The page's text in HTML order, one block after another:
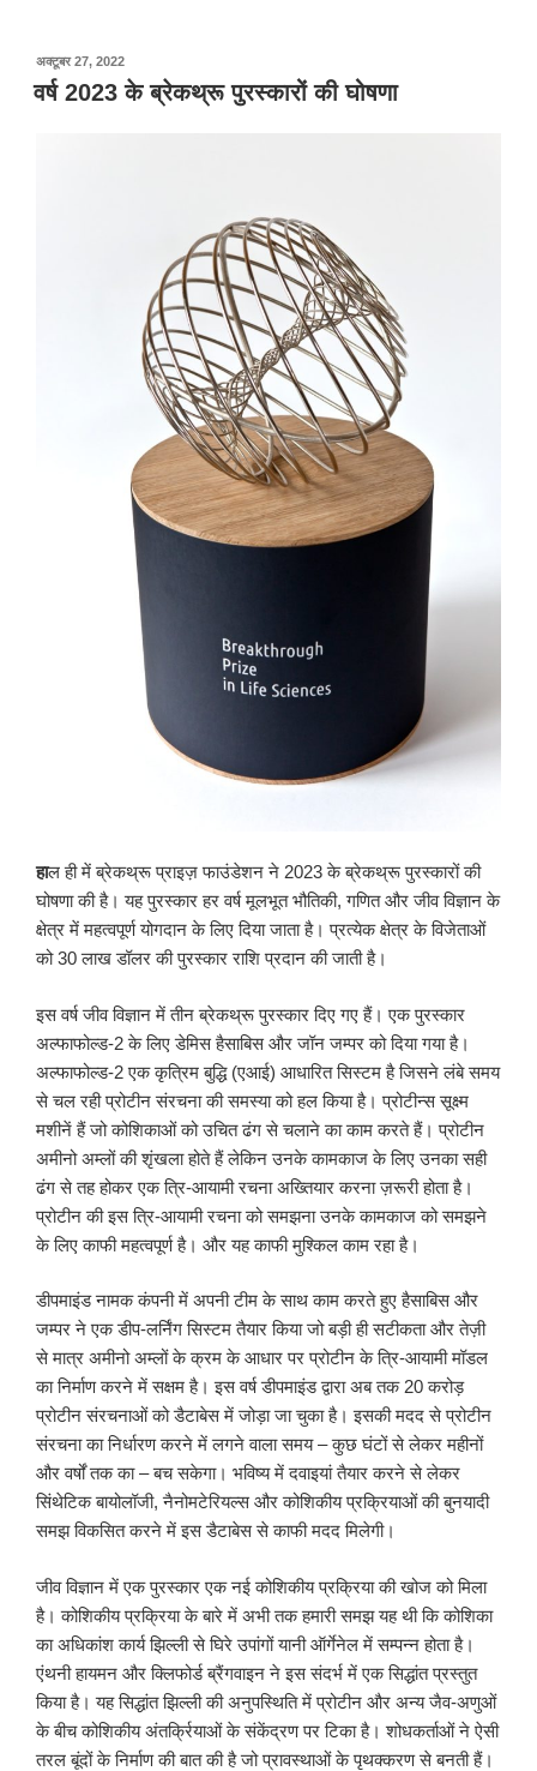
अक्टूबर 27, 2022पर
प्रकाशित
किया
वर्ष 2023 के ब्रेकथ्रू पुरस्कारों की घोषणा
हाल ही में ब्रेकथ्रू प्राइज़ फाउंडेशन ने 2023 के ब्रेकथ्रू पुरस्कारों की
घोषणा की है। यह पुरस्कार हर वर्ष मूलभूत भौतिकी, गणित और जीव विज्ञान के
क्षेत्र में महत्वपूर्ण योगदान के लिए दिया जाता है। प्रत्येक क्षेत्र के विजेताओं
को 30 लाख डॉलर की पुरस्कार राशि प्रदान की जाती है।
इस वर्ष जीव विज्ञान में तीन ब्रेकथ्रू पुरस्कार दिए गए हैं। एक पुरस्कार
अल्फाफोल्ड-2 के लिए डेमिस हैसाबिस और जॉन जम्पर को दिया गया है।
अल्फाफोल्ड-2 एक कृत्रिम बुद्धि (एआई) आधारित सिस्टम है जिसने लंबे समय
से चल रही प्रोटीन संरचना की समस्या को हल किया है। प्रोटीन्स सूक्ष्म
मशीनें हैं जो कोशिकाओं को उचित ढंग से चलाने का काम करते हैं। प्रोटीन
अमीनो अम्लों की शृंखला होते हैं लेकिन उनके कामकाज के लिए उनका सही
ढंग से तह होकर एक त्रि-आयामी रचना अख्तियार करना ज़रूरी होता है।
प्रोटीन की इस त्रि-आयामी रचना को समझना उनके कामकाज को समझने
के लिए काफी महत्वपूर्ण है। और यह काफी मुश्किल काम रहा है।
डीपमाइंड नामक कंपनी में अपनी टीम के साथ काम करते हुए हैसाबिस और
जम्पर ने एक डीप-लर्निंग सिस्टम तैयार किया जो बड़ी ही सटीकता और तेज़ी
से मात्र अमीनो अम्लों के क्रम के आधार पर प्रोटीन के त्रि-आयामी मॉडल
का निर्माण करने में सक्षम है। इस वर्ष डीपमाइंड द्वारा अब तक 20 करोड़
प्रोटीन संरचनाओं को डैटाबेस में जोड़ा जा चुका है। इसकी मदद से प्रोटीन
संरचना का निर्धारण करने में लगने वाला समय – कुछ घंटों से लेकर महीनों
और वर्षों तक का – बच सकेगा। भविष्य में दवाइयां तैयार करने से लेकर
सिंथेटिक बायोलॉजी, नैनोमटेरियल्स और कोशिकीय प्रक्रियाओं की बुनयादी
समझ विकसित करने में इस डैटाबेस से काफी मदद मिलेगी।
जीव विज्ञान में एक पुरस्कार एक नई कोशिकीय प्रक्रिया की खोज को मिला
है। कोशिकीय प्रक्रिया के बारे में अभी तक हमारी समझ यह थी कि कोशिका
का अधिकांश कार्य झिल्ली से घिरे उपांगों यानी ऑर्गेनेल में सम्पन्न होता है।
एंथनी हायमन और क्लिफोर्ड ब्रैंगवाइन ने इस संदर्भ में एक सिद्धांत प्रस्तुत
किया है। यह सिद्धांत झिल्ली की अनुपस्थिति में प्रोटीन और अन्य जैव-अणुओं
के बीच कोशिकीय अंतर्क्रियाओं के संकेंद्रण पर टिका है। शोधकर्ताओं ने ऐसी
तरल बूंदों के निर्माण की बात की है जो प्रावस्थाओं के पृथक्करण से बनती हैं।